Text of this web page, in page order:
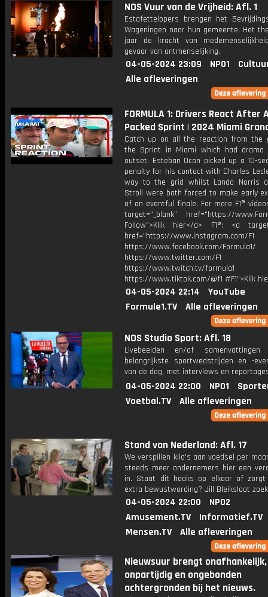
NOS Vuur van de Vrijheid: Afl. 1
Estafettelopers brengen het
Wageningen naar hun gemeente. Het
jaar de kracht van
gevaar van ontmenselijking.
04-05-2024 23:09 NPO1
Alle afleveringen
FORMULA 1: Drivers React After
Packed Sprint | 2024 Miami
Catch up on all the reaction from the
the Sprint in Miami which had
outset. Esteban Ocon picked up a 10-
penalty for his contact with Charles
way to the grid whilst Lando Norris
Stroll were both forced to make early
of an eventful finale. For more F1®
target="_blank" href="https://
Follow">Klik hier</a> F1®: <a
href="https://www.instagram.com/F1
https://www.facebook.com/Formula1/
https://www.twitter.com/F1
https://www.twitch.tv/formula1
https://www.tiktok.com/@f1 #F1">Klik
04-05-2024 22:14
YouTube
Formule1.TV
Alle afleveringen
NOS Studio Sport: Afl. 18
Livebeelden en/of
belangrijkste sportwedstrijden en -
van de dag, met interviews en
04-05-2024 22:00 NPO1
Voetbal.TV
Alle afleveringen
Stand van Nederland: Afl. 17
We verspillen kilo's aan voedsel per
steeds meer ondernemers hier een
in. Staat dit haaks op elkaar of
extra bewustwording? Jill Bleiksloot
04-05-2024 22:00
NPO2
Amusement.TV
Informatief.TV
Mensen.TV
Alle afleveringen
Nieuwsuur brengt onafhankelijk,
onpartijdig en ongebonden
achtergronden bij het nieuws.